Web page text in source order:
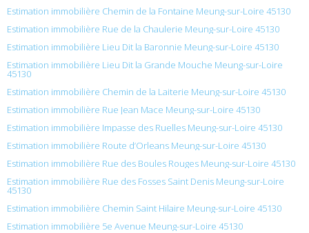
Estimation immobilière Chemin de la Fontaine Meung-sur-Loire 45130
Estimation immobilière Rue de la Chaulerie Meung-sur-Loire 45130
Estimation immobilière Lieu Dit la Baronnie Meung-sur-Loire 45130
Estimation immobilière Lieu Dit la Grande Mouche Meung-sur-Loire
45130
Estimation immobilière Chemin de la Laiterie Meung-sur-Loire 45130
Estimation immobilière Rue Jean Mace Meung-sur-Loire 45130
Estimation immobilière Impasse des Ruelles Meung-sur-Loire 45130
Estimation immobilière Route d’Orleans Meung-sur-Loire 45130
Estimation immobilière Rue des Boules Rouges Meung-sur-Loire 45130
Estimation immobilière Rue des Fosses Saint Denis Meung-sur-Loire
45130
Estimation immobilière Chemin Saint Hilaire Meung-sur-Loire 45130
Estimation immobilière 5e Avenue Meung-sur-Loire 45130